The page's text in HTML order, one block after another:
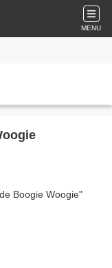
MENU